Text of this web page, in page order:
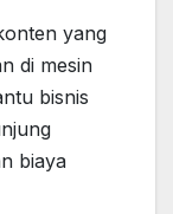
yang
di mesin
bisnis
biaya